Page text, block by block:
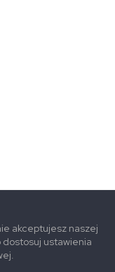
akceptujesz naszej
dostosuj ustawienia